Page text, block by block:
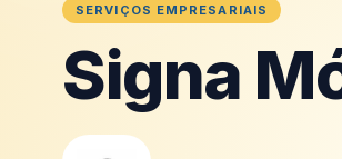
SERVIÇOS EMPRESARIAIS
Signa